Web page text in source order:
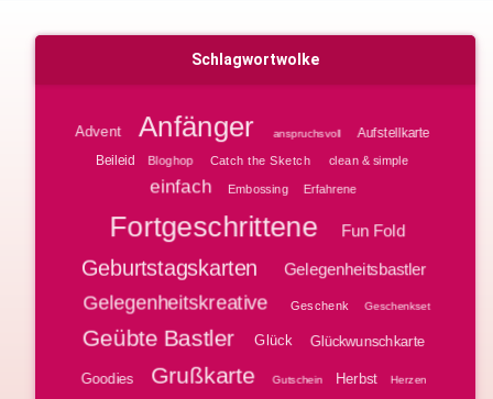
Schlagwortwolke
Advent Anfänger anspruchsvoll
Aufstellkarte
Beileid
Bloghop Catch the Sketch clean & simple
einfach Embossing Erfahrene
Fortgeschrittene Fun Fold
Geburtstagskarten Gelegenheitsbastler
Gelegenheitskreative Geschenk Geschenkset
Geübte Bastler Glück Glückwunschkarte
Goodies Grußkarte Gutschein Herbst Herzen